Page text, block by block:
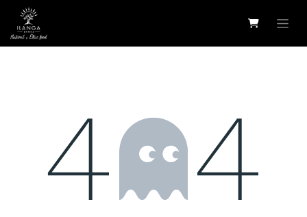
Se rendre au contenu